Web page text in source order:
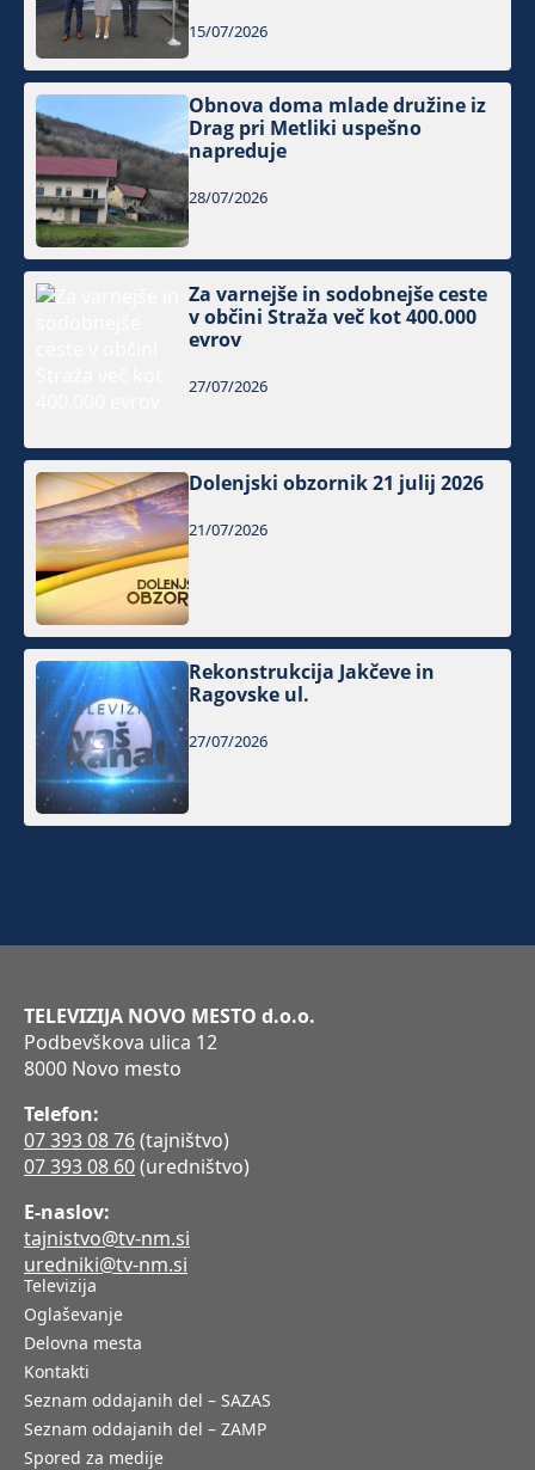
15/07/2026
Obnova doma mlade družine iz
Drag pri Metliki uspešno
napreduje
28/07/2026
Za varnejše in sodobnejše ceste
v občini Straža več kot 400.000
evrov
27/07/2026
Dolenjski obzornik 21 julij 2026
21/07/2026
Rekonstrukcija Jakčeve in
Ragovske ul.
27/07/2026
TELEVIZIJA NOVO MESTO d.o.o.
Podbevškova ulica 12
8000 Novo mesto
Telefon:
07 393 08 76(tajništvo)
07 393 08 60(uredništvo)
E-naslov:
tajnistvo@tv-nm.si
uredniki@tv-nm.si
Televizija
Oglaševanje
Delovna mesta
Kontakti
Seznam oddajanih del – SAZAS
Seznam oddajanih del – ZAMP
Spored za medije